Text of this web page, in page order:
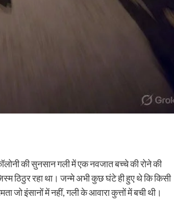
की सुनसान गली में एक नवजात बच्चे की रोने की
ठिठुर रहा था। जन्मे अभी कुछ घंटे ही हुए थे कि किसी
जो इंसानों में नहीं, गली के आवारा कुत्तों में बची थी।